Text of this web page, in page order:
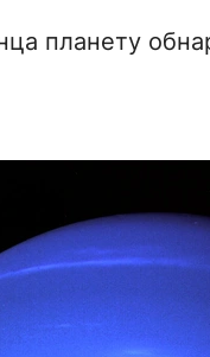
планету